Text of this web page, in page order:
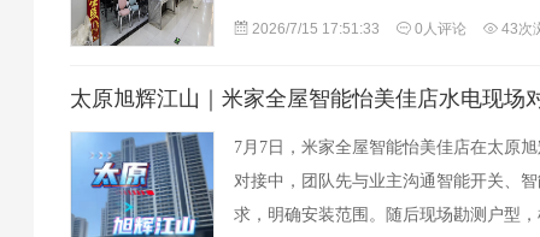
以兼接待，茶水区顺带做临时洽谈，别
2026/7/15 17:51:33 0人评论 43次
太原旭辉江山｜米家全屋智能怡美佳店水电现场
7月7日，米家全屋智能怡美佳店在太原
对接中，团队先与业主沟通智能开关、
求，明确安装范围。随后现场勘测户型